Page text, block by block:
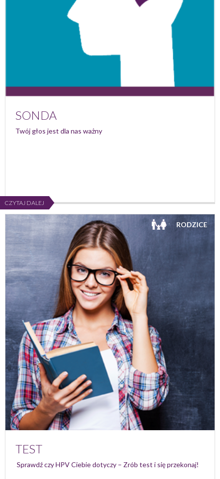
SONDA
Twój głos jest dla nas ważny
CZYTAJ DALEJ
RODZICE
TEST
Sprawdź czy HPV Ciebie dotyczy – Zrób test i się przekonaj!